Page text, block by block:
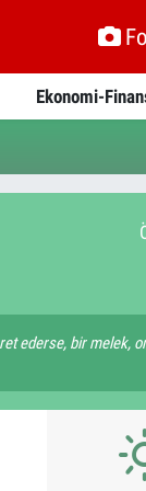
Ekonomi-
ederse, bir melek,